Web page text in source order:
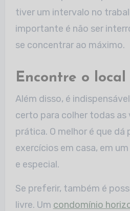
tiver um intervalo no
importante é não ser
se concentrar ao máximo.
Encontre o local
Além disso, é
certo para colher todas as
prática. O melhor é que dá
exercícios em casa, em
e especial.
Se preferir, também é
livre. Um condomínio